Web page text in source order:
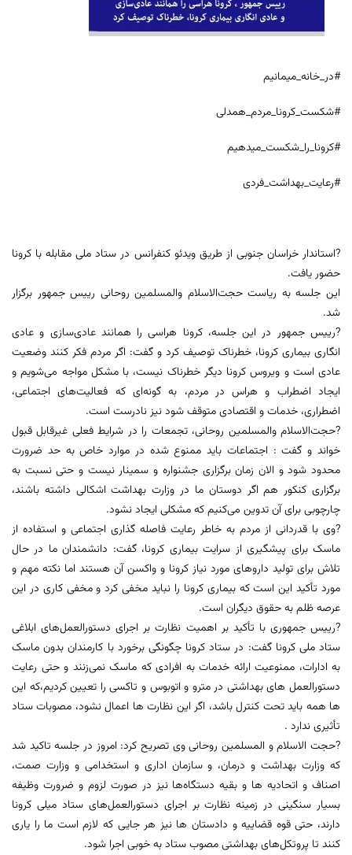
#در_خانه_میمانیم
#شکست_کرونا_مردم_همدلی
#کرونا_را_شکست_میدهیم
#رعایت_بهداشت_فردی
?استاندار خراسان جنوبی از طریق ویدئو کنفرانس در ستاد ملی مقابله با کرونا
حضور یافت.
این جلسه به ریاست حجت‌الاسلام والمسلمین روحانی رییس جمهور برگزار
شد.
?رییس جمهور در این جلسه، کرونا هراسی را همانند عادی‌سازی و عادی
انگاری بیماری کرونا، خطرناک توصیف کرد و گفت: اگر مردم فکر کنند وضعیت
عادی است و ویروس کرونا دیگر خطرناک نیست، با مشکل مواجه می‌شویم و
ایجاد اضطراب و هراس در مردم، به گونه‌ای که فعالیت‌های اجتماعی،
اضطراری، خدمات و اقتصادی متوقف شود نیز نادرست است.
?حجت‌الاسلام والمسلمین روحانی، تجمعات را در شرایط فعلی غیرقابل قبول
خواند و گفت : اجتماعات باید ممنوع شده در موارد خاص به حد ضرورت
محدود شود و الان زمان برگزاری جشنواره و سمینار نیست و حتی نسبت به
برگزاری کنکور هم اگر دوستان ما در وزارت بهداشت اشکالی داشته باشند،
چارچوبی برای آن تدوین می‌کنیم که مشکلی ایجاد نشود.
?وی با قدردانی از مردم به خاطر رعایت فاصله گذاری اجتماعی و استفاده از
ماسک برای پیشگیری از سرایت بیماری کرونا، گفت: دانشمندان ما در حال
تلاش برای تولید داروهای مورد نیاز کرونا و واکسن آن هستند اما نکته مهم و
مورد تأکید این است که بیماری کرونا را نباید مخفی کرد و مخفی کاری در این
عرصه ظلم به حقوق دیگران است.
?رییس جمهوری با تأکید بر اهمیت نظارت بر اجرای دستورالعمل‌های ابلاغی
ستاد ملی کرونا گفت: در ستاد کرونا چگونگی برخورد با کارمندان بدون ماسک
به ادارات، ممنوعیت ارائه خدمات به افرادی که ماسک نمی‌زنند و حتی رعایت
دستورالعمل های بهداشتی در مترو و اتوبوس و تاکسی را تعیین کردیم،که این
ها همه باید تحت کنترل باشد، اگر این نظارت ها اعمال نشود، مصوبات ستاد
تأثیری ندارد .
?حجت الاسلام و المسلمین روحانی وی تصریح کرد: امروز در جلسه تاکید شد
که وزارت بهداشت و درمان، و سازمان اداری و استخدامی و وزارت صمت،
اصناف و اتحادیه ها و بقیه دستگاه‌ها نیز در صورت لزوم و ضرورت وظیفه
بسیار سنگینی در زمینه نظارت بر اجرای دستورالعمل‌های ستاد میلی کرونا
دارند، حتی قوه قضاییه و دادستان ها نیز هر جایی که لازم است ما را یاری
کنند تا پروتکل‌های بهداشتی مصوب ستاد به خوبی اجرا شود.